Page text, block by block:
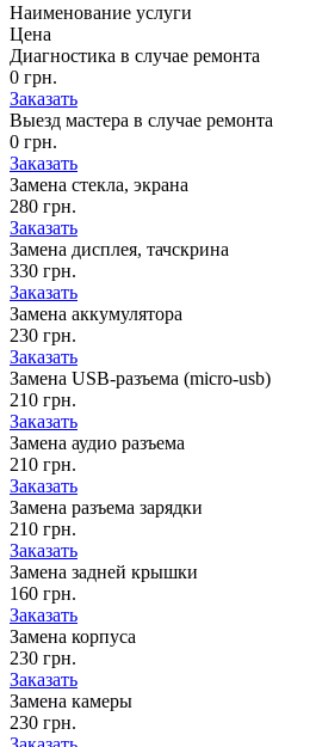
Наименование услуги
Цена
Диагностика в случае ремонта
0 грн.
Заказать
Выезд мастера в случае ремонта
0 грн.
Заказать
Замена стекла, экрана
280 грн.
Заказать
Замена дисплея, тачскрина
330 грн.
Заказать
Замена аккумулятора
230 грн.
Заказать
Замена USB-разъема (micro-usb)
210 грн.
Заказать
Замена аудио разъема
210 грн.
Заказать
Замена разъема зарядки
210 грн.
Заказать
Замена задней крышки
160 грн.
Заказать
Замена корпуса
230 грн.
Заказать
Замена камеры
230 грн.